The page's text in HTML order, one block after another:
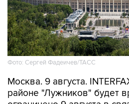
Фото: Сергей Фадеичев/ТАСС
Москва. 9 августа.
ограничено 9 августа в
концерта, сообщили в